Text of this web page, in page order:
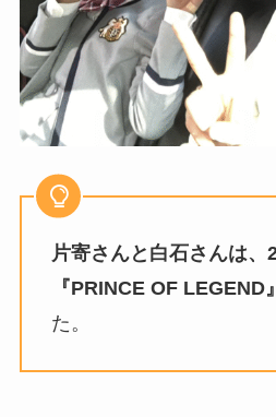
片寄さんと白石さんは、
『PRINCE OF LEGEND
た。